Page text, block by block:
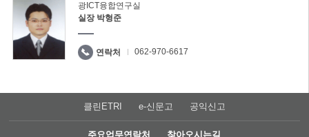
광ICT융합연구실
실장 박형준
연락처 062-970-6617
클린ETRI e-신문고 공익신고
주요업무연락처 찾아오시는길